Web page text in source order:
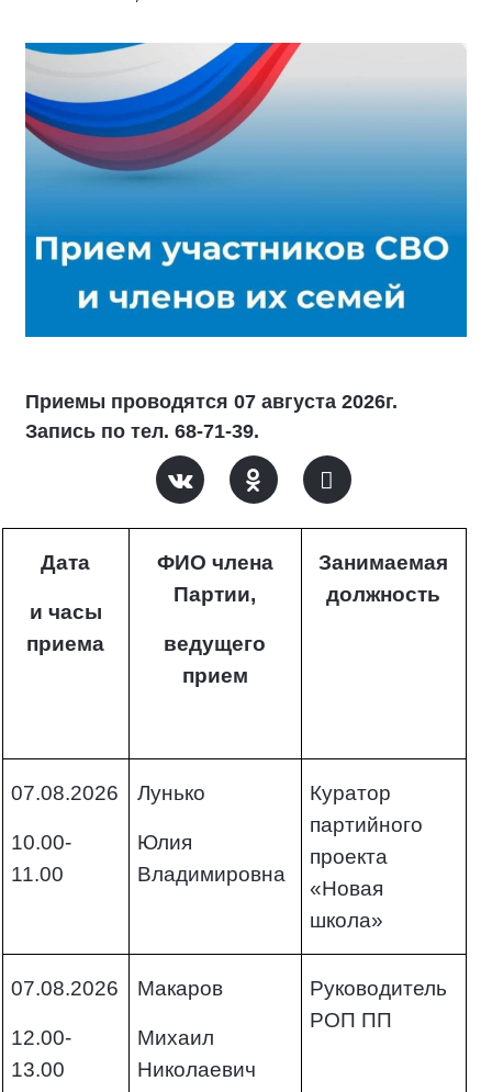
Приемы проводятся 07 августа 2026г.
Запись по тел. 68-71-39.
Дата
и часы
приема
ФИО члена
Партии,
ведущего
прием
Занимаемая
должность
07.08.2026
10.00-
11.00
Лунько
Юлия
Владимировна
Куратор
партийного
проекта
«Новая
школа»
07.08.2026
12.00-
13.00
Макаров
Михаил
Николаевич
Руководитель
РОП ПП